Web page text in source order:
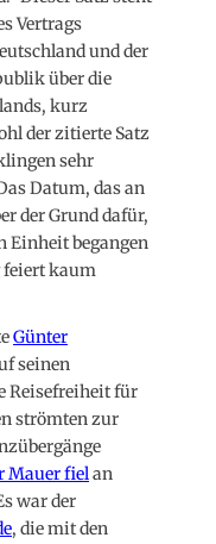
Vertrags
und der
über die
kurz
der zitierte Satz
sehr
Datum, das an
der Grund dafür,
Einheit begangen
feiert kaum
Günter
seinen
Reisefreiheit für
strömten zur
Mauer fielan
war der
, die mit den